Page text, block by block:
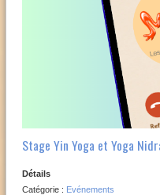
Stage Yin Yoga et Yoga
Détails
Catégorie : Evénements